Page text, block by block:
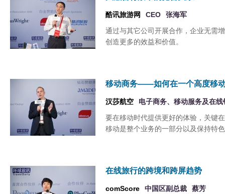
酷讯旅游网 CEO
张海军
通过与其它公司开展合作，企业无需
创造更多的效益和价值。
移动商务——如何在一个高度移
汉莎航空
电子商务、移动服务及在
要在移动时代提供更好的体验，关键
移动是整个业务的一部分以及保持特
在线旅行的跨境和跨屏趋势
comScore 中国区副总裁
蔡芳